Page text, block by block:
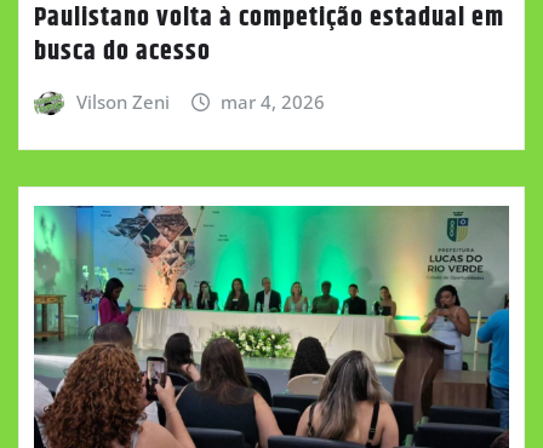
Paulistano volta à competição estadual em
busca do acesso
Vilson Zeni mar 4, 2026